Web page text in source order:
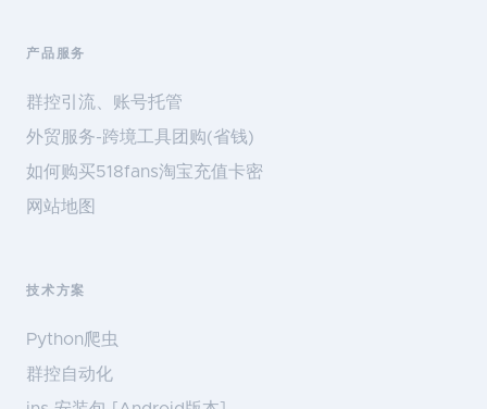
产品服务
群控引流、账号托管
外贸服务-跨境工具团购(省钱)
如何购买518fans淘宝充值卡密
网站地图
技术方案
Python爬虫
群控自动化